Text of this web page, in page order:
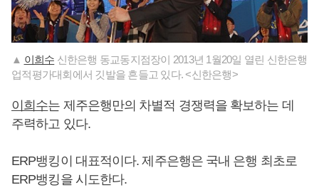
▲ 이희수 신한은행 동교동지점장이 2013년 1월20일 열린 신한은행
업적평가대회에서 깃발을 흔들고 있다. <신한은행>
이희수는 제주은행만의 차별적 경쟁력을 확보하는 데
주력하고 있다.
ERP뱅킹이 대표적이다. 제주은행은 국내 은행 최초로
ERP뱅킹을 시도한다.